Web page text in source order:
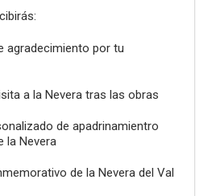
agradecimiento por tu
a la Nevera tras las obras
de apadrinamientro
la Nevera
de la Nevera del Val